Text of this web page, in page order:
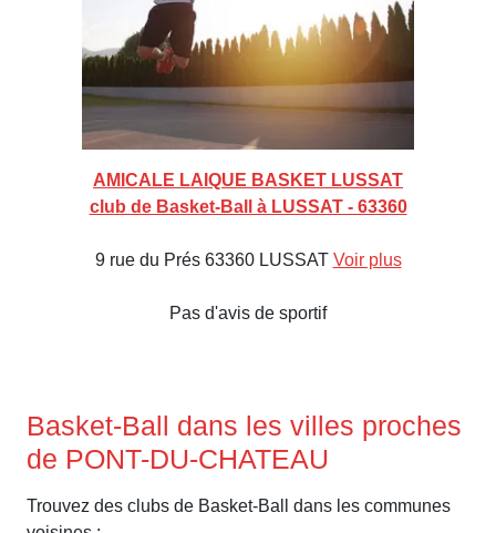
AMICALE LAIQUE BASKET LUSSAT
club de Basket-Ball à LUSSAT - 63360
9 rue du Prés 63360 LUSSAT Voir plus
Pas d'avis de sportif
Basket-Ball dans les villes proches
de PONT-DU-CHATEAU
Trouvez des clubs de Basket-Ball dans les communes